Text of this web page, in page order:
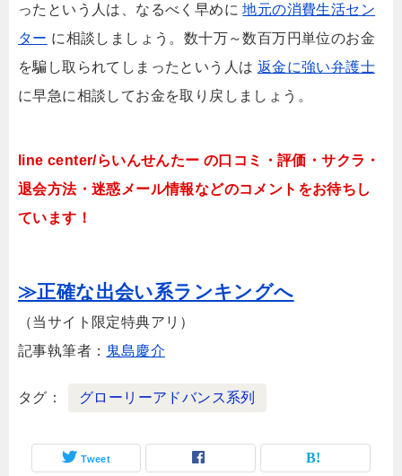
ったという人は、なるべく早めに地元の消費生活セン
ター に相談しましょう。数十万～数百万円単位のお金
を騙し取られてしまったという人は 返金に強い弁護士
に早急に相談してお金を取り戻しましょう。
line center/らいんせんたー の口コミ・評価・サクラ・
退会方法・迷惑メール情報などのコメントをお待ちし
ています！
≫正確な出会い系ランキングへ
（当サイト限定特典アリ）
記事執筆者： 鬼島慶介
タグ グローリーアドバンス系列
Tweet